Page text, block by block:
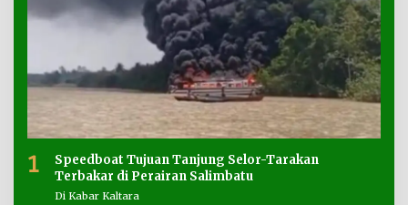
1
Speedboat Tujuan Tanjung Selor-Tarakan
Terbakar di Perairan Salimbatu
Di Kabar Kaltara